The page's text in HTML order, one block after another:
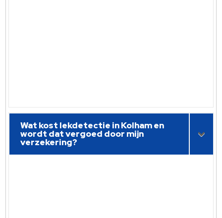
Wat kost lekdetectie in Kolham en
wordt dat vergoed door mijn
verzekering?